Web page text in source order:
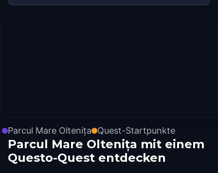
Parcul Mare Oltenița Quest-Startpunkte
Parcul Mare Oltenița mit einem
Questo-Quest entdecken